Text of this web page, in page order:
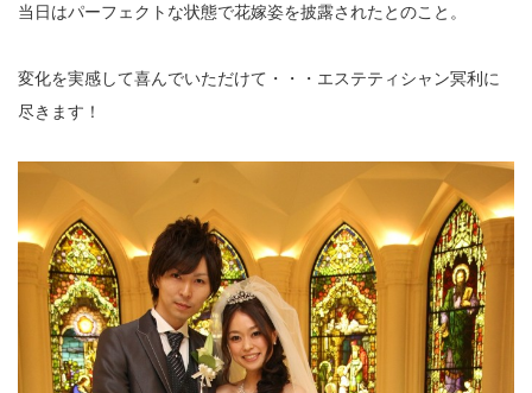
当日はパーフェクトな状態で花嫁姿を披露されたとのこと。
変化を実感して喜んでいただけて・・・エステティシャン冥利に
尽きます！